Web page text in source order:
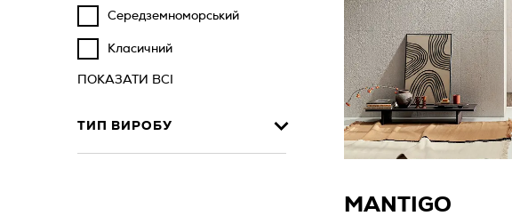
Середземноморський
Класичний
ПОКАЗАТИ ВСІ
ТИП ВИРОБУ
MANTIGO